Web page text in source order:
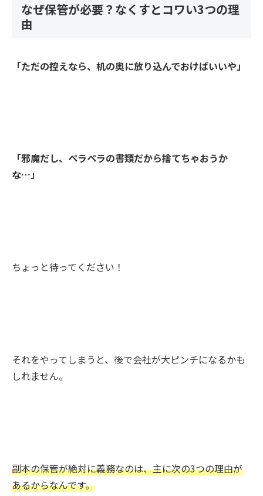
なぜ保管が必要？なくすとコワい3つの理
由
「ただの控えなら、机の奥に放り込んでおけばいいや」
「邪魔だし、ペラペラの書類だから捨てちゃおうか
な…」
ちょっと待ってください！
それをやってしまうと、後で会社が大ピンチになるかも
しれません。
副本の保管が絶対に義務なのは、主に次の3つの理由が
あるからなんです。